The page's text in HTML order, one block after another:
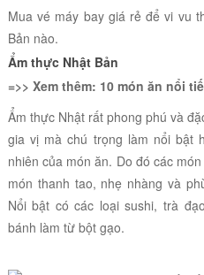
Mua vé máy bay giá rẻ để vi vu
Bản nào.
Ẩm thực Nhật Bản
=>> Xem thêm: 10 món ăn nổi
Ẩm thực Nhật rất phong phú và
gia vị mà chú trọng làm nổi bật
nhiên của món ăn. Do đó các
món thanh tao, nhẹ nhàng và
Nổi bật có các loại sushi, trà
bánh làm từ bột gạo.